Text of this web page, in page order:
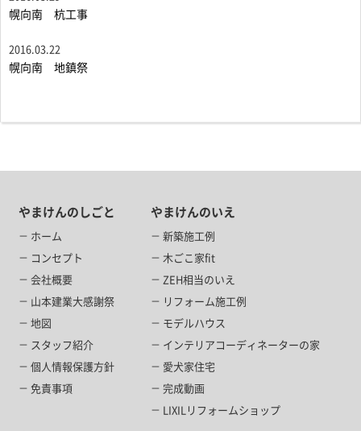
幌向南 杭工事
2016.03.22
幌向南 地鎮祭
やまけんのしごと
ホーム
コンセプト
会社概要
山本建業大感謝祭
地図
スタッフ紹介
個人情報保護方針
免責事項
やまけんのいえ
新築施工例
木ごこ家fit
ZEH相当のいえ
リフォーム施工例
モデルハウス
インテリアコーディネーターの家
愛犬家住宅
完成動画
LIXILリフォームショップ